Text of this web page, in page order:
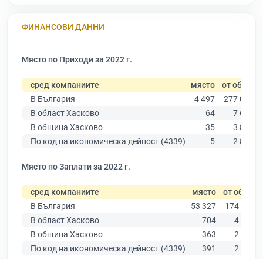
ФИНАНСОВИ ДАННИ
Място по Приходи за 2022 г.
сред компаниите място от общо
В България
4 497
277 019
В област Хасково
64
7 664
В община Хасково
35
3 838
По код на икономическа дейност (4339)
5 2 804
Място по Заплати за 2022 г.
сред компаниите място от общо
В България
53 327
174 403
В област Хасково
704
4 585
В община Хасково
363
2 315
По код на икономическа дейност (4339)
391 2 047